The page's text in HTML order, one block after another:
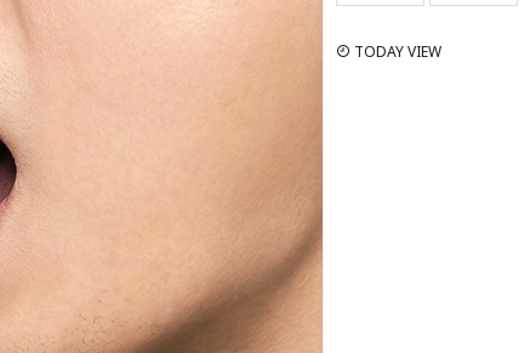
TODAY VIEW